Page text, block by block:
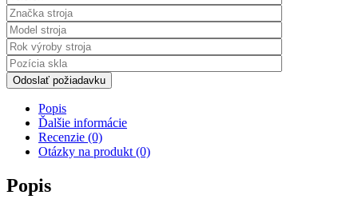
Odoslať požiadavku
Popis
Ďalšie informácie
Recenzie (0)
Otázky na produkt (0)
Popis